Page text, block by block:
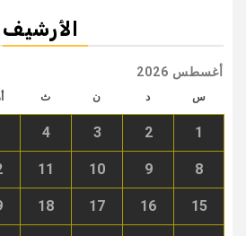
الأرشيف
أغسطس 2026
س د ن ث
1
2
3
4
8
9
10
11
15
16
17
18